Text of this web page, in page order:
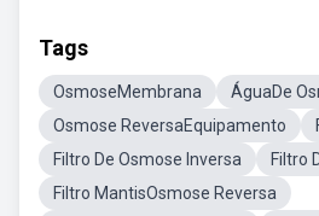
Tags
OsmoseMembrana
ÁguaDe
Osmose ReversaEquipamento
Filtro De Osmose Inversa
Filtro
Filtro MantisOsmose Reversa